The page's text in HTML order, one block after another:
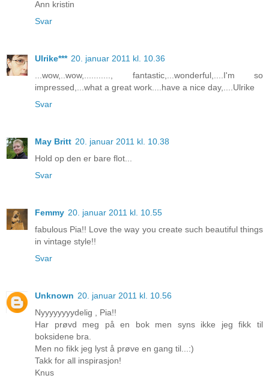
Ann kristin
Svar
Ulrike*** 20. januar 2011 kl. 10.36
...wow,..wow,..........., fantastic,...wonderful,....I'm so
impressed,...what a great work....have a nice day,....Ulrike
Svar
May Britt 20. januar 2011 kl. 10.38
Hold op den er bare flot...
Svar
Femmy 20. januar 2011 kl. 10.55
fabulous Pia!! Love the way you create such beautiful things
in vintage style!!
Svar
Unknown 20. januar 2011 kl. 10.56
Nyyyyyyyydelig , Pia!!
Har prøvd meg på en bok men syns ikke jeg fikk til
boksidene bra.
Men no fikk jeg lyst å prøve en gang til...:)
Takk for all inspirasjon!
Knus